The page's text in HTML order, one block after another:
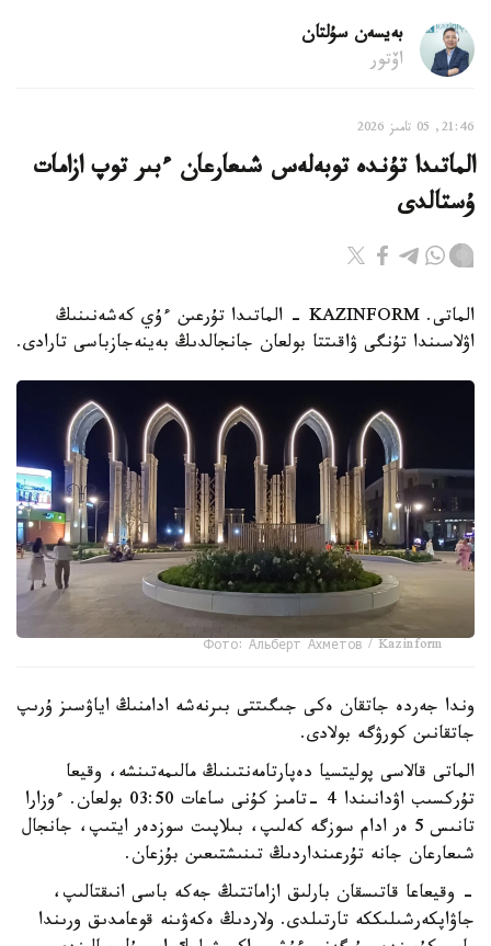
بەيسەن سۇلتان
اۆتور
21:46, 05 تامىز 2026
الماتىدا تۇندە توبەلەس شىعارعان ءبىر توپ ازامات
ۇستالدى
الماتى. KAZINFORM - الماتىدا تۇرعىن ءۇي كەشەنىنىڭ
اۋلاسىندا تۇنگى ۋاقىتتا بولعان جانجالدىڭ بەينەجازباسى تارادى.
Фото: Альберт Ахметов / Kazinform
وندا جەردە جاتقان ەكى جىگىتتى بىرنەشە ادامنىڭ اياۋسىز ۇرىپ
جاتقانىن كورۋگە بولادى.
الماتى قالاسى پوليتسيا دەپارتامەنتىنىڭ مالىمەتىنشە، وقيعا
تۇركسىب اۋدانىندا 4 -تامىز كۇنى ساعات 03:50 بولعان. ءوزارا
تانىس 5 ەر ادام سوزگە كەلىپ، بىلاپىت سوزدەر ايتىپ، جانجال
شىعارعان جانە تۇرعىنداردىڭ تىنىشتىعىن بۇزعان.
- وقيعاعا قاتىسقان بارلىق ازاماتتىڭ جەكە باسى انىقتالىپ،
جاۋاپكەرشىلىككە تارتىلدى. ولاردىڭ ەكەۋىنە قوعامدىق ورىندا